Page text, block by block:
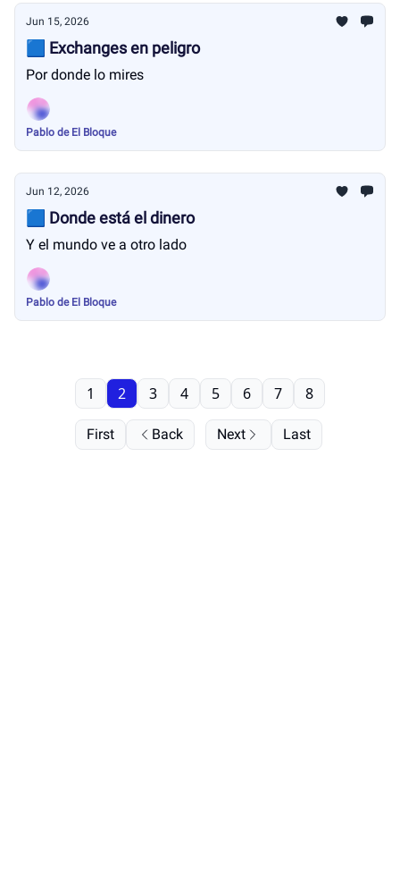
Jun 15, 2026
🟦 Exchanges en peligro
Por donde lo mires
Pablo de El Bloque
Jun 12, 2026
🟦 Donde está el dinero
Y el mundo ve a otro lado
Pablo de El Bloque
First Back
1 2 3 4 5 6 7 8
Next Last